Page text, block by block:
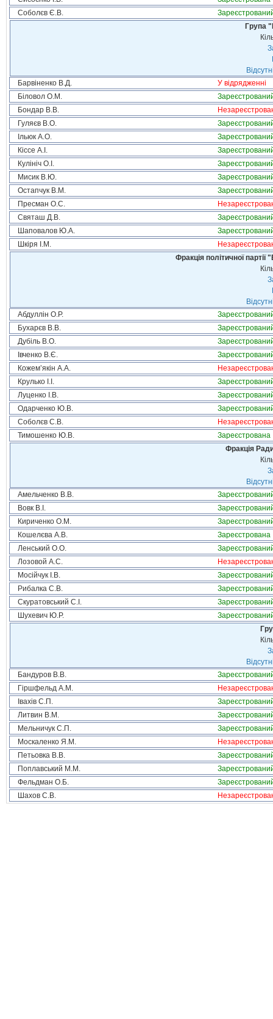
Соболєв Є.В.
Група
Барвіненко В.Д.
У відрядженні
Біловол О.М.
Бондар В.В.
Гуляєв В.О.
Ільюк А.О.
Кіссе А.І.
Кулініч О.І.
Мисик В.Ю.
Остапчук В.М.
Пресман О.С.
Святаш Д.В.
Шаповалов Ю.А.
Шкіря І.М.
Фракція політичної
Абдуллін О.Р.
Бухарєв В.В.
Дубіль В.О.
Івченко В.Є.
Кожем’якін А.А.
Крулько І.І.
Луценко І.В.
Одарченко Ю.В.
Соболєв С.В.
Тимошенко Ю.В.
Зареєстрована
Фракція
Амельченко В.В.
Вовк В.І.
Кириченко О.М.
Кошелєва А.В.
Зареєстрована
Ленський О.О.
Лозовой А.С.
Мосійчук І.В.
Рибалка С.В.
Скуратовський С.І.
Шухевич Ю.Р.
Бандуров В.В.
Гіршфельд А.М.
Івахів С.П.
Литвин В.М.
Мельничук С.П.
Москаленко Я.М.
Петьовка В.В.
Поплавський М.М.
Фельдман О.Б.
Шахов С.В.